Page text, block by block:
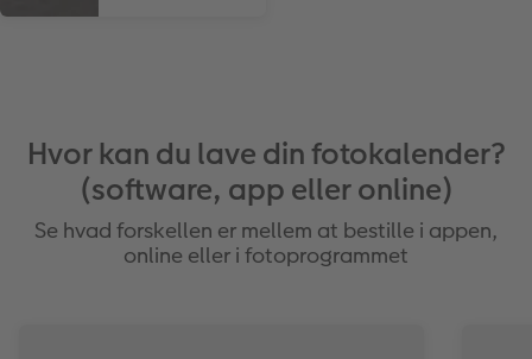
Hvor kan du lave din fotokalender?
(software, app eller online)
Se hvad forskellen er mellem at bestille i appen,
online eller i fotoprogrammet